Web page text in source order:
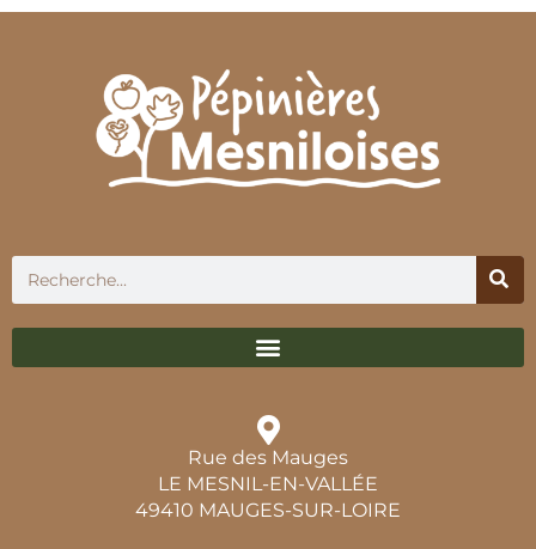
Rue des Mauges
LE MESNIL-EN-VALLÉE
49410 MAUGES-SUR-LOIRE